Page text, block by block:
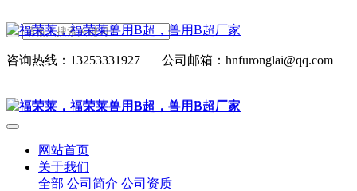
咨询热线：13253331927 | 公司邮箱：hnfuronglai@qq.com
网站首页
关于我们
全部 公司简介 公司资质